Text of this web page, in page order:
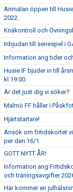
Anmälan öppen till
2022.
Knäkontroll och
Inbjudan till seriespel i
Information ang tider
Husie IF bjuder in till
kl.19:00.
Är det just dig vi söker?
Malmö FF håller i
Hjärtstartare!
Ansök om fritidskortet
per den 16/1.
GOTT NYTT ÅR!
Information ang
och träningsavgifter
Här kommer en